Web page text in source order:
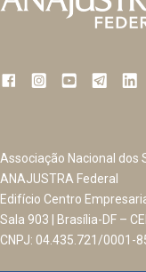
Associação Nacional dos
ANAJUSTRA Federal
Edifício Centro
Sala 903 | Brasília-DF –
CNPJ: 04.435.721/0001-